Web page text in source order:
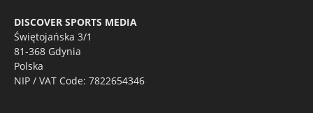
DISCOVER SPORTS MEDIA
Świętojańska 3/1
81-368 Gdynia
Polska
NIP / VAT Code: 7822654346